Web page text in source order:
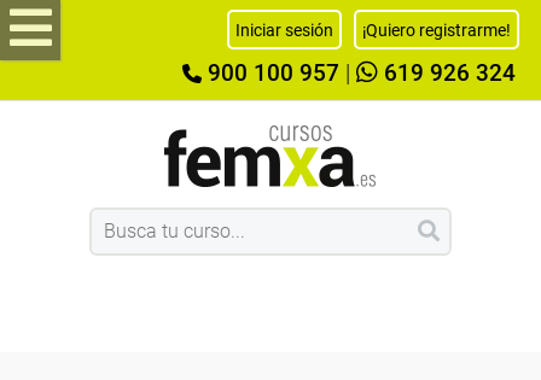
Iniciar sesión ¡Quiero registrarme!
900 100 957 619 926 324